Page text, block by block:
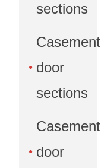
sections
Casement
door
sections
Casement
door